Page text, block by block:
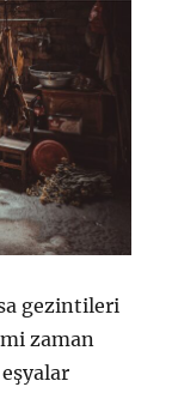
gezintileri
zaman